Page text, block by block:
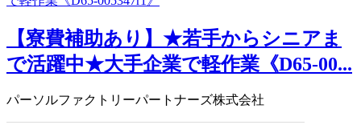
【寮費補助あり】★若手からシニアま
で活躍中★大手企業で軽作業《D65-00...
パーソルファクトリーパートナーズ株式会社